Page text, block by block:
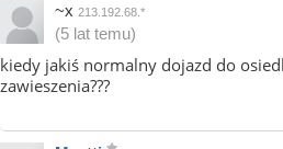
~x 213.192.68.*
(5 lat temu)
kiedy jakiś normalny dojazd do
zawieszenia???